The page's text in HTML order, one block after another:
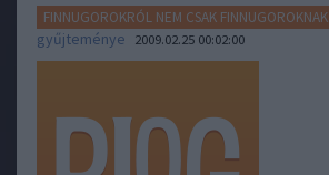
FINNUGOROKRÓL NEM CSAK FINNUGOROKNAK
gyűjteménye
2009.02.25 00:02:00